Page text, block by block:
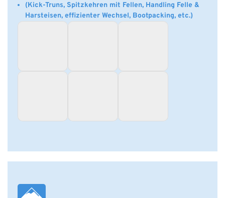
(Kick-Truns, Spitzkehren mit Fellen, Handling Felle &
Harsteisen, effizienter Wechsel, Bootpacking, etc.)